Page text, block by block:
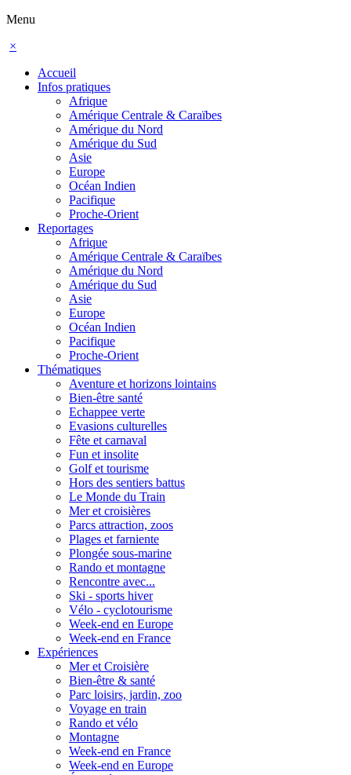
Menu
×
Accueil
Infos pratiques
Afrique
Amérique Centrale & Caraïbes
Amérique du Nord
Amérique du Sud
Asie
Europe
Océan Indien
Pacifique
Proche-Orient
Reportages
Afrique
Amérique Centrale & Caraïbes
Amérique du Nord
Amérique du Sud
Asie
Europe
Océan Indien
Pacifique
Proche-Orient
Thématiques
Aventure et horizons lointains
Bien-être santé
Echappee verte
Evasions culturelles
Fête et carnaval
Fun et insolite
Golf et tourisme
Hors des sentiers battus
Le Monde du Train
Mer et croisières
Parcs attraction, zoos
Plages et farniente
Plongée sous-marine
Rando et montagne
Rencontre avec...
Ski - sports hiver
Vélo - cyclotourisme
Week-end en Europe
Week-end en France
Expériences
Mer et Croisière
Bien-être & santé
Parc loisirs, jardin, zoo
Voyage en train
Rando et vélo
Montagne
Week-end en France
Week-end en Europe